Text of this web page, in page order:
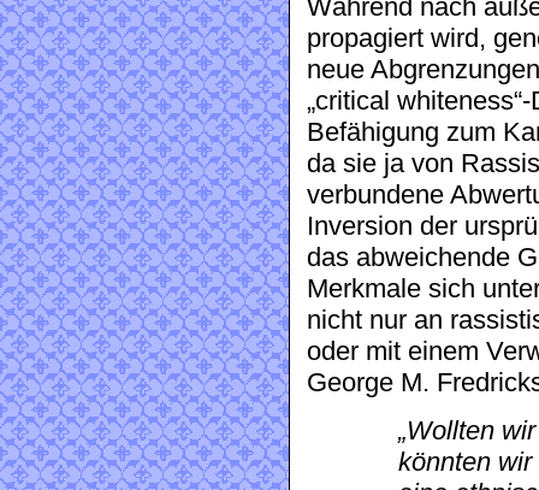
Während nach
propagiert wird,
neue
„critical
Befähigung zum
da sie ja von
verbundene
Inversion der
das abweichende
Merkmale sich
nicht nur an
oder mit einem
George M.
„Wollten
könnten